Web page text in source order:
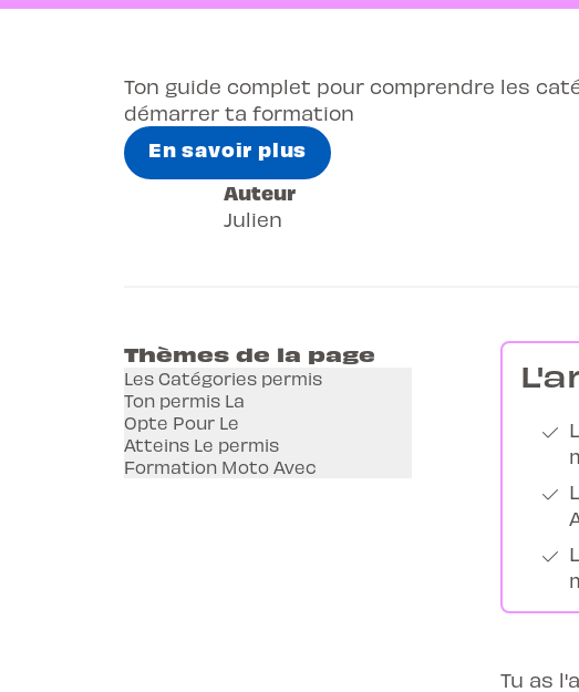
Ton guide complet pour comprendre les
démarrer ta formation
En savoir plus
Auteur
Julien
Thèmes de la page
Les Catégories permis
Ton permis La
Opte Pour Le
Atteins Le permis
Formation Moto Avec
Tu as